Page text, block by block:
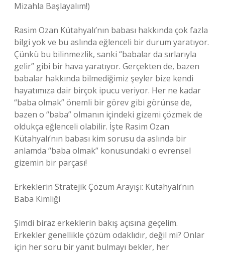
Mizahla Başlayalım!)
Rasim Ozan Kütahyalı’nın babası hakkında çok fazla
bilgi yok ve bu aslında eğlenceli bir durum yaratıyor.
Çünkü bu bilinmezlik, sanki “babalar da sırlarıyla
gelir” gibi bir hava yaratıyor. Gerçekten de, bazen
babalar hakkında bilmediğimiz şeyler bize kendi
hayatımıza dair birçok ipucu veriyor. Her ne kadar
“baba olmak” önemli bir görev gibi görünse de,
bazen o “baba” olmanın içindeki gizemi çözmek de
oldukça eğlenceli olabilir. İşte Rasim Ozan
Kütahyalı’nın babası kim sorusu da aslında bir
anlamda “baba olmak” konusundaki o evrensel
gizemin bir parçası!
Erkeklerin Stratejik Çözüm Arayışı: Kütahyalı’nın
Baba Kimliği
Şimdi biraz erkeklerin bakış açısına geçelim.
Erkekler genellikle çözüm odaklıdır, değil mi? Onlar
için her soru bir yanıt bulmayı bekler, her